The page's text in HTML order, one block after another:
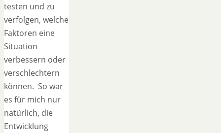
testen und zu
verfolgen, welche
Faktoren eine
Situation
verbessern oder
verschlechtern
können. So war
es für mich nur
natürlich, die
Entwicklung